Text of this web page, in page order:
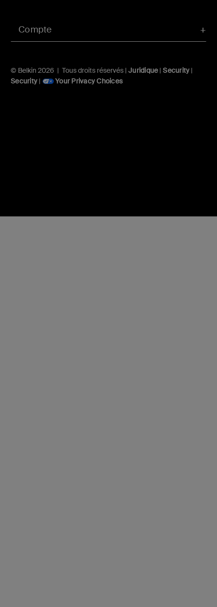
Compte
© Belkin 2026 | Tous droits réservés | Juridique|Security |
Security | Your Privacy Choices